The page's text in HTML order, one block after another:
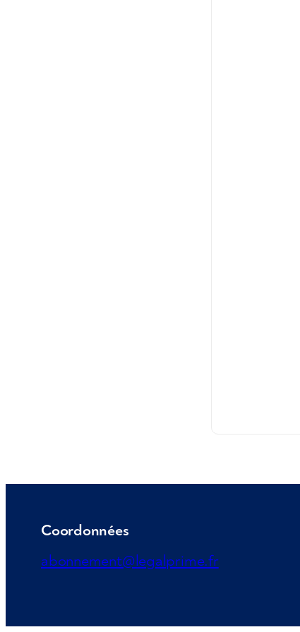
Coordonnées
abonnement@legalprime.fr